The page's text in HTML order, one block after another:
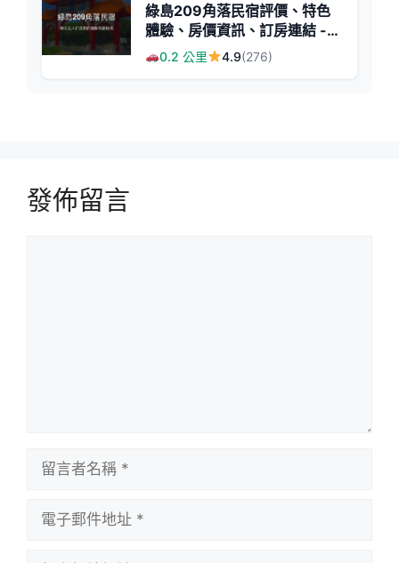
綠島209角落民宿評價、特色
體驗、房價資訊、訂房連結 -
親子包棟與海島溫馨住宿
0.2 公里 4.9(276)
發佈留言